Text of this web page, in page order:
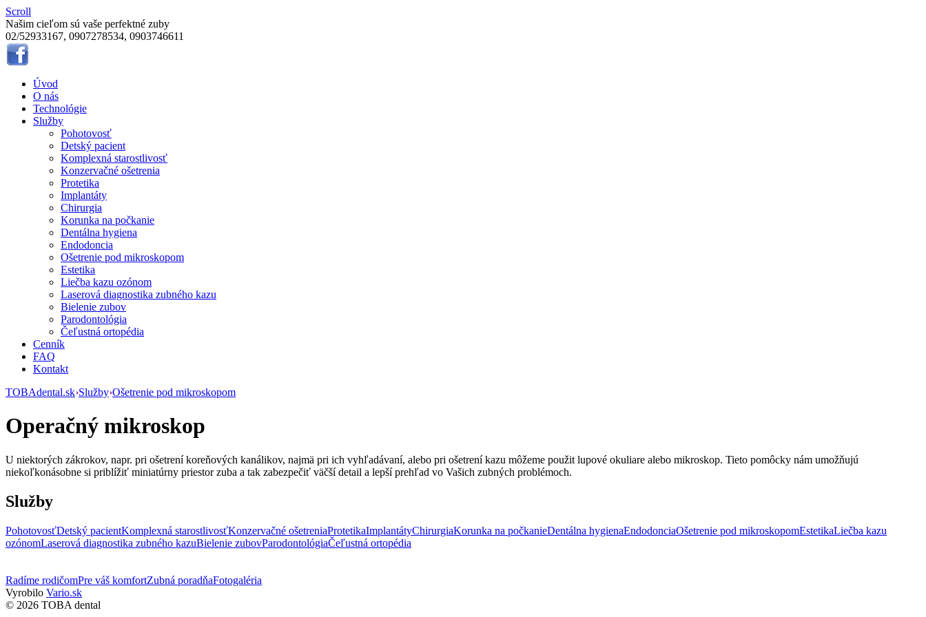
Scroll
Našim cieľom sú vaše perfektné zuby
02/52933167, 0907278534, 0903746611
Úvod
O nás
Technológie
Služby
Pohotovosť
Detský pacient
Komplexná starostlivosť
Konzervačné ošetrenia
Protetika
Implantáty
Chirurgia
Korunka na počkanie
Dentálna hygiena
Endodoncia
Ošetrenie pod mikroskopom
Estetika
Liečba kazu ozónom
Laserová diagnostika zubného kazu
Bielenie zubov
Parodontológia
Čeľustná ortopédia
Cenník
FAQ
Kontakt
TOBAdental.sk Služby Ošetrenie pod mikroskopom
Operačný mikroskop
U niektorých zákrokov, napr. pri ošetrení koreňových kanálikov, najmä pri ich vyhľadávaní, alebo pri ošetrení kazu môžeme použit lupové okuliare alebo mikroskop. Tieto pomôcky nám umožňujú
niekoľkonásobne si priblížiť miniatúrny priestor zuba a tak zabezpečiť väčší detail a lepší prehľad vo Vašich zubných problémoch.
Služby
PohotovosťDetský pacientKomplexná starostlivosťKonzervačné ošetreniaProtetikaImplantátyChirurgiaKorunka na počkanieDentálna hygienaEndodonciaOšetrenie pod mikroskopomEstetikaLiečba kazu
ozónomLaserová diagnostika zubného kazuBielenie zubovParodontológiaČeľustná ortopédia
Radíme rodičomPre váš komfortZubná poradňaFotogaléria
Vyrobilo Vario.sk
© 2026 TOBA dental